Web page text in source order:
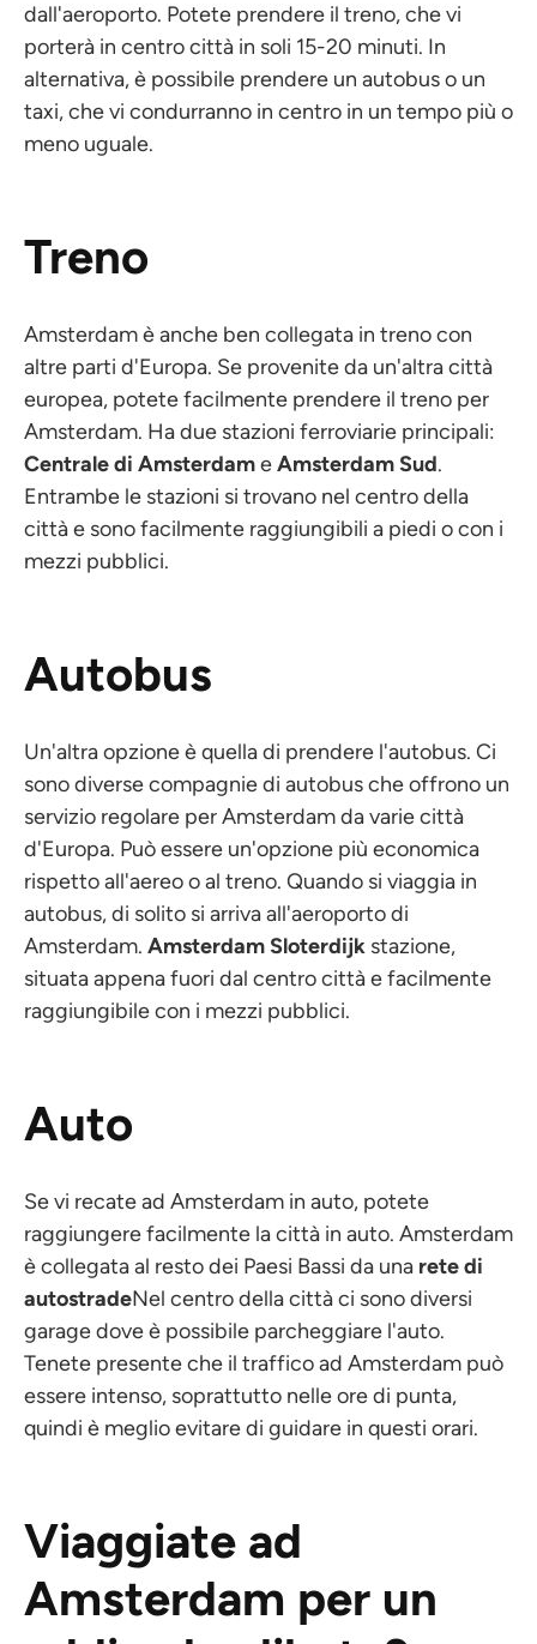
dall'aeroporto. Potete prendere il treno, che vi
porterà in centro città in soli 15-20 minuti. In
alternativa, è possibile prendere un autobus o un
taxi, che vi condurranno in centro in un tempo più o
meno uguale.
Treno
Amsterdam è anche ben collegata in treno con
altre parti d'Europa. Se provenite da un'altra città
europea, potete facilmente prendere il treno per
Amsterdam. Ha due stazioni ferroviarie principali:
Centrale di AmsterdameAmsterdam Sud.
Entrambe le stazioni si trovano nel centro della
città e sono facilmente raggiungibili a piedi o con i
mezzi pubblici.
Autobus
Un'altra opzione è quella di prendere l'autobus. Ci
sono diverse compagnie di autobus che offrono un
servizio regolare per Amsterdam da varie città
d'Europa. Può essere un'opzione più economica
rispetto all'aereo o al treno. Quando si viaggia in
autobus, di solito si arriva all'aeroporto di
Amsterdam. Amsterdam Sloterdijk stazione,
situata appena fuori dal centro città e facilmente
raggiungibile con i mezzi pubblici.
Auto
Se vi recate ad Amsterdam in auto, potete
raggiungere facilmente la città in auto. Amsterdam
è collegata al resto dei Paesi Bassi da una rete di
autostradeNel centro della città ci sono diversi
garage dove è possibile parcheggiare l'auto.
Tenete presente che il traffico ad Amsterdam può
essere intenso, soprattutto nelle ore di punta,
quindi è meglio evitare di guidare in questi orari.
Viaggiate ad
Amsterdam per un